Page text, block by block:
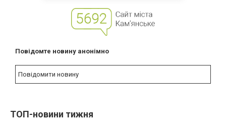
Повідомте новину анонімно
Повідомити новину
ТОП-новини тижня